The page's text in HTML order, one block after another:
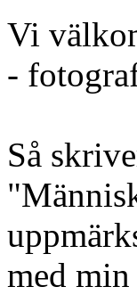
Vi
-
Så
med